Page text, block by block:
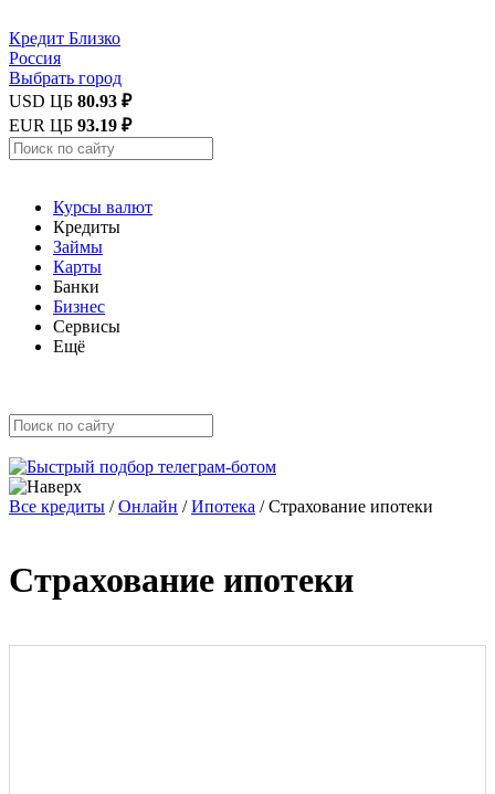
Кредит Близко
Россия
Выбрать город
USD ЦБ 80.93 ₽
EUR ЦБ 93.19 ₽
Курсы валют
Кредиты
Займы
Карты
Банки
Бизнес
Сервисы
Ещё
Все кредиты /Онлайн /Ипотека /Страхование ипотеки
Страхование ипотеки